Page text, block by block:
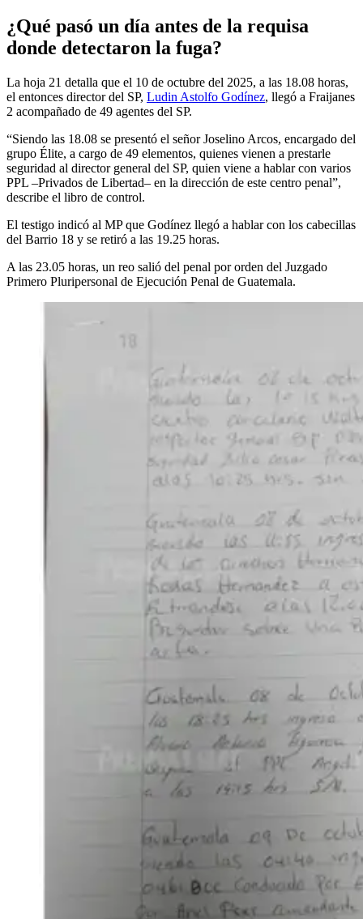
¿Qué pasó un día antes de la requisa
donde detectaron la fuga?
La hoja 21 detalla que el 10 de octubre del 2025, a las 18.08 horas,
el entonces director del SP, Ludin Astolfo Godínez, llegó a Fraijanes
2 acompañado de 49 agentes del SP.
“Siendo las 18.08 se presentó el señor Joselino Arcos, encargado del
grupo Élite, a cargo de 49 elementos, quienes vienen a prestarle
seguridad al director general del SP, quien viene a hablar con varios
PPL –Privados de Libertad– en la dirección de este centro penal”,
describe el libro de control.
El testigo indicó al MP que Godínez llegó a hablar con los cabecillas
del Barrio 18 y se retiró a las 19.25 horas.
A las 23.05 horas, un reo salió del penal por orden del Juzgado
Primero Pluripersonal de Ejecución Penal de Guatemala.